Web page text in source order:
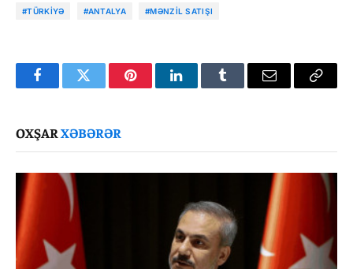
#TÜRKIYƏ #ANTALYA #MƏNZIL SATIŞI
FacebookTwitter PinterestLinkedInTumblr Email
Copy
OXŞARXƏBƏRƏR